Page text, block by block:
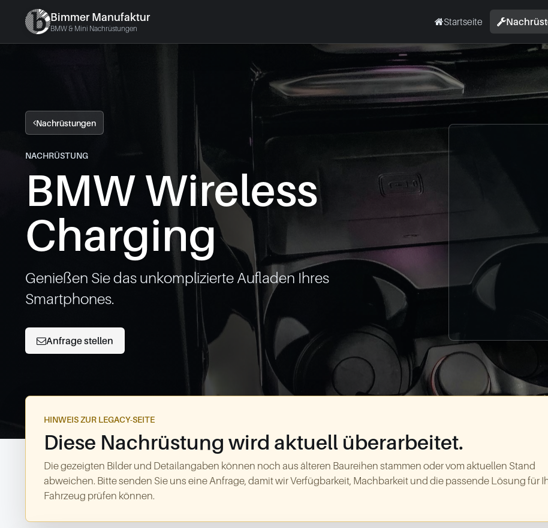
Bimmer Manufaktur
BMW & Mini Nachrüstungen
Startseite
Nachrüstungen
NACHRÜSTUNG
BMW Wireless
Charging
Genießen Sie das unkomplizierte Aufladen Ihres
Smartphones.
Anfrage stellen
HINWEIS ZUR LEGACY-SEITE
Diese Nachrüstung wird aktuell überarbeitet.
Die gezeigten Bilder und Detailangaben können noch aus älteren Baureihen stammen oder vom aktuellen Stand
abweichen. Bitte senden Sie uns eine Anfrage, damit wir Verfügbarkeit, Machbarkeit und die passende Lösung für
Fahrzeug prüfen können.